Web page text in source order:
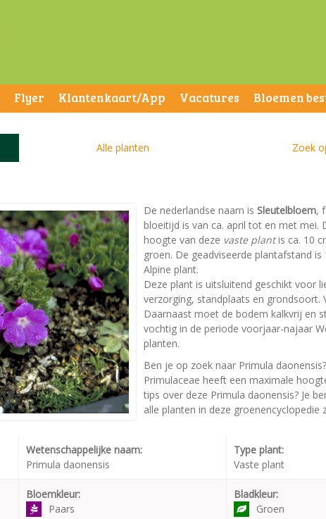
Flyer Klantenkaart/App Vacatures Bloemen
Alle planten Zoek
De nederlandse naam is Sleutelbloem,
bloeitijd is van ca. april tot en met mei.
hoogte van deze vaste plantis ca. 10
groen. De geadviseerde plantafstand
Alpine plant.
Deze plant is uitsluitend geschikt voor
verzorging, standplaats en grondsoort.
Daarnaast moet de bodem kalkvrij en
vochtig in de periode voorjaar-najaar
planten.
Ben je op zoek naar Primula
Primulaceae heeft een maximale
tips over deze Primula daonensis? Je
alle planten in deze
Wetenschappelijke naam:
Primula daonensis
Type plant:
Vaste plant
Bloemkleur:
Paars
Bladkleur:
Groen